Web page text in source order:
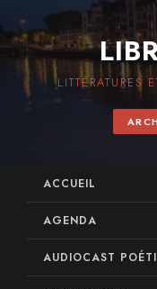
LITTÉRATURES
ACCUEIL
AGENDA
AUDIOCAST